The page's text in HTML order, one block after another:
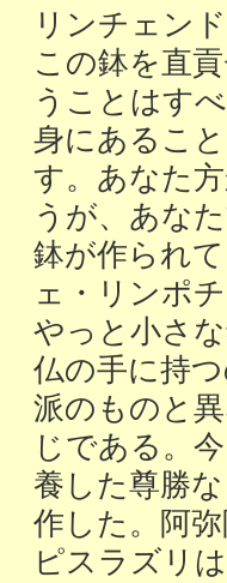
リンチェン
この鉢を直
うことはす
身にあるこ
す。あなた
うが、あな
鉢が作られ
ェ・リンポ
やっと小さ
仏の手に持
派のものと
じである。
養した尊勝
作した。阿
ピスラズリ